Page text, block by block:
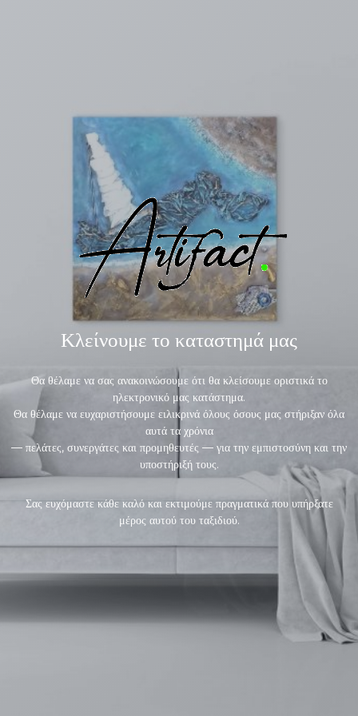
Κλείνουμε το καταστημά μας
Θα θέλαμε να σας ανακοινώσουμε ότι θα κλείσουμε οριστικά το
ηλεκτρονικό μας κατάστημα.
Θα θέλαμε να ευχαριστήσουμε ειλικρινά όλους όσους μας στήριξαν όλα
αυτά τα χρόνια
— πελάτες, συνεργάτες και προμηθευτές — για την εμπιστοσύνη και την
υποστήριξή τους.
Σας ευχόμαστε κάθε καλό και εκτιμούμε πραγματικά που υπήρξατε
μέρος αυτού του ταξιδιού.